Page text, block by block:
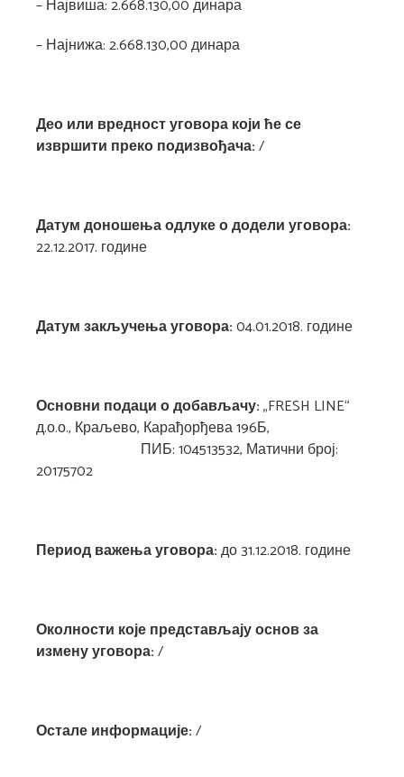
– Највиша: 2.668.130,00 динара
– Најнижа: 2.668.130,00 динара
Део или вредност уговора који ће се
извршити преко подизвођача:/
Датум доношења одлуке о додели уговора:
22.12.2017. године
Датум закључења уговора:04.01.2018. године
Основни подаци о добављачу:„FRESH LINE“
д.о.о., Краљево, Карађорђева 196Б,
ПИБ: 104513532, Матични број:
20175702
Период важења уговора:до 31.12.2018. године
Околности које представљају основ за
измену уговора:/
Остале информације:/